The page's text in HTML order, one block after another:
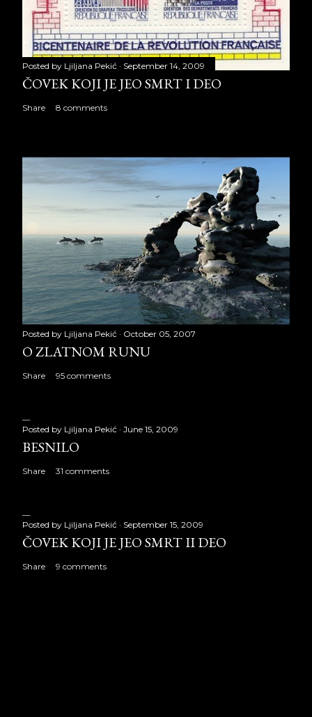
Posted by Ljiljana Pekić September 14, 2009
ČOVEK KOJI JE JEO SMRT I DEO
Share 8 comments
Posted by Ljiljana Pekić October 05, 2007
O ZLATNOM RUNU
Share 95 comments
Posted by Ljiljana Pekić June 15, 2009
BESNILO
Share 31 comments
Posted by Ljiljana Pekić September 15, 2009
ČOVEK KOJI JE JEO SMRT II DEO
Share 9 comments